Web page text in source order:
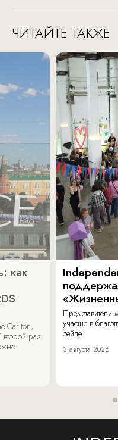
ЧИТАЙТЕ ТАКЖЕ
как
Carlton,
раз
участие в
сейле.
3 августа 2026